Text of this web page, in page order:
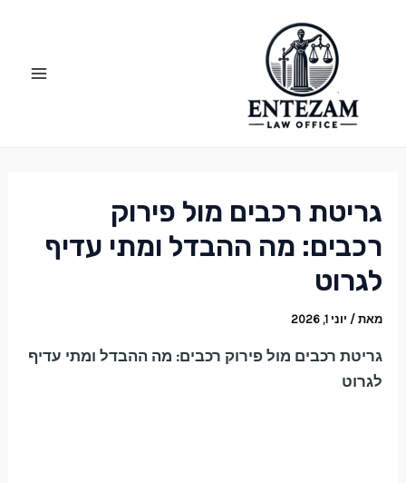
גריטת רכבים מול פירוק
רכבים: מה ההבדל ומתי עדיף
לגרוט
מאת/ יוני 1, 2026
גריטת רכבים מול פירוק רכבים: מה ההבדל ומתי עדיף
לגרוט
navigation